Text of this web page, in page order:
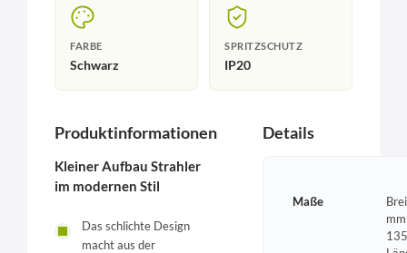
FARBE
Schwarz
SPRITZSCHUTZ
IP20
Produktinformationen
Kleiner Aufbau Strahler
im modernen Stil
Das schlichte Design
macht aus der
Details
Maße